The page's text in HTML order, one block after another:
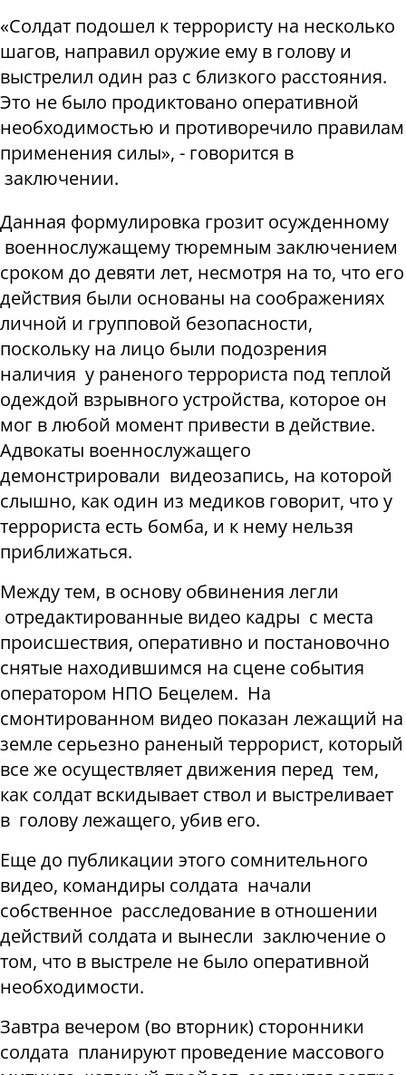
«Солдат подошел к террористу на несколько
шагов, направил оружие ему в голову и
выстрелил один раз с близкого расстояния.
Это не было продиктовано оперативной
необходимостью и противоречило правилам
применения силы», - говорится в
заключении.
Данная формулировка грозит осужденному
военнослужащему тюремным заключением
сроком до девяти лет, несмотря на то, что его
действия были основаны на соображениях
личной и групповой безопасности,
поскольку на лицо были подозрения
наличия у раненого террориста под теплой
одеждой взрывного устройства, которое он
мог в любой момент привести в действие.
Адвокаты военнослужащего
демонстрировали видеозапись, на которой
слышно, как один из медиков говорит, что у
террориста есть бомба, и к нему нельзя
приближаться.
Между тем, в основу обвинения легли
отредактированные видео кадры с места
происшествия, оперативно и постановочно
снятые находившимся на сцене события
оператором НПО Бецелем. На
смонтированном видео показан лежащий на
земле серьезно раненый террорист, который
все же осуществляет движения перед тем,
как солдат вскидывает ствол и выстреливает
в голову лежащего, убив его.
Еще до публикации этого сомнительного
видео, командиры солдата начали
собственное расследование в отношении
действий солдата и вынесли заключение о
том, что в выстреле не было оперативной
необходимости.
Завтра вечером (во вторник) сторонники
солдата планируют проведение массового